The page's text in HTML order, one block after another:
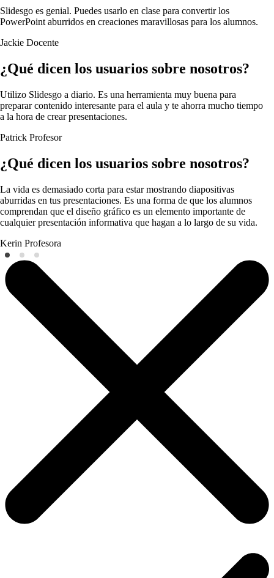
Slidesgo es genial. Puedes usarlo en clase para convertir los
PowerPoint aburridos en creaciones maravillosas para los alumnos.
Jackie Docente
¿Qué dicen los usuarios sobre nosotros?
Utilizo Slidesgo a diario. Es una herramienta muy buena para
preparar contenido interesante para el aula y te ahorra mucho tiempo
a la hora de crear presentaciones.
Patrick Profesor
¿Qué dicen los usuarios sobre nosotros?
La vida es demasiado corta para estar mostrando diapositivas
aburridas en tus presentaciones. Es una forma de que los alumnos
comprendan que el diseño gráfico es un elemento importante de
cualquier presentación informativa que hagan a lo largo de su vida.
Kerin Profesora